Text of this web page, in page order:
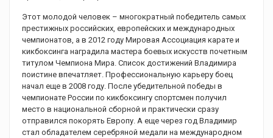
Этот молодой человек – многократный победитель самых
престижных российских, европейских и международных
чемпионатов, а в 2012 году Мировая Ассоциация карате и
кикбоксинга наградила мастера боевых искусств почетным
титулом Чемпиона Мира. Список достижений Владимира
поистине впечатляет. Профессиональную карьеру боец
начал еще в 2008 году. После убедительной победы в
чемпионате России по кикбоксингу спортсмен получил
место в национальной сборной и практически сразу
отправился покорять Европу. А еще через год Владимир
стал обладателем серебряной медали на международном